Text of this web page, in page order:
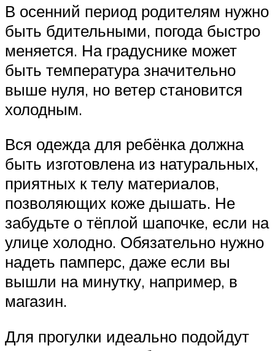
В осенний период родителям нужно
быть бдительными, погода быстро
меняется. На градуснике может
быть температура значительно
выше нуля, но ветер становится
холодным.
Вся одежда для ребёнка должна
быть изготовлена из натуральных,
приятных к телу материалов,
позволяющих коже дышать. Не
забудьте о тёплой шапочке, если на
улице холодно. Обязательно нужно
надеть памперс, даже если вы
вышли на минутку, например, в
магазин.
Для прогулки идеально подойдут